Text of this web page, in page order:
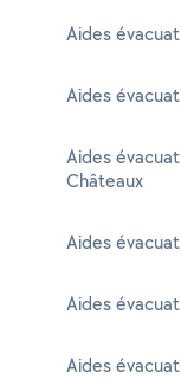
Aides
Aides
Aides
Châteaux
Aides
Aides
Aides